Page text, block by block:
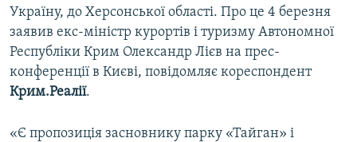
СПЕЦПРОЕКТИ
ДЕПОРТАЦІЯ
ВІДЕОУРОКИ «ELIFBE»
СВІДЧЕННЯ ОКУПАЦІЇ
УКРАЇНСЬКА ПРОБЛЕМА КРИМУ
ЯК ОБІЙТИ БЛОКУВАННЯ
Русский
Україну, до Херсонської області. Про це 4 березня
заявив екс-міністр курортів і туризму Автономної
Республіки Крим Олександр Лієв на прес-
конференції в Києві, повідомляє кореспондент
Крим.Реалії.
«Є пропозиція засновнику парку «Тайган» і